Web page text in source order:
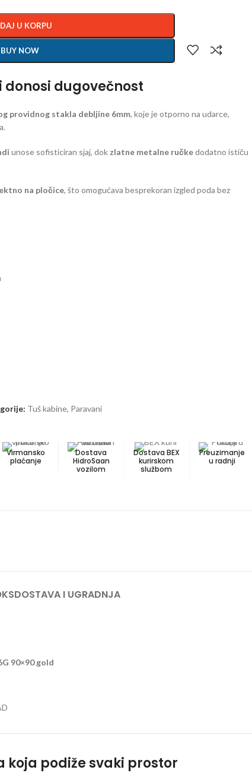
U KORPU
BUY NOW
dugovečnost
providnog stakla debljine 6mm, koje je otporno na udarce,
unose sofisticiran sjaj, dok zlatne metalne ručkedodatno ističu
na pločice, što omogućava besprekoran izgled poda bez
Tuš kabine, Paravani
Virmansko
plaćanje
Dostava
HidroSaan
vozilom
Dostava BEX
kurirskom
službom
Preuzimanje
u radnji
DOSTAVA I UGRADNJA
90×90 gold
koja podiže svaki prostor